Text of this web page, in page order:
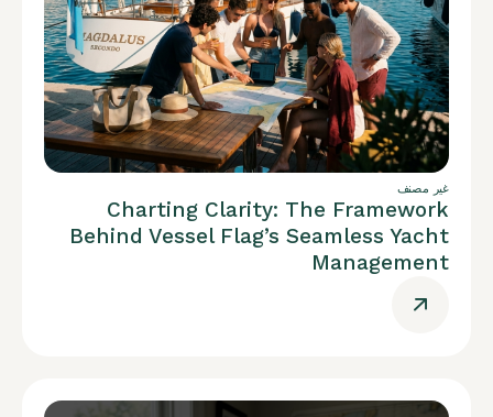
غير مصنف
Charting Clarity: The Framework
Behind Vessel Flag’s Seamless Yacht
Management